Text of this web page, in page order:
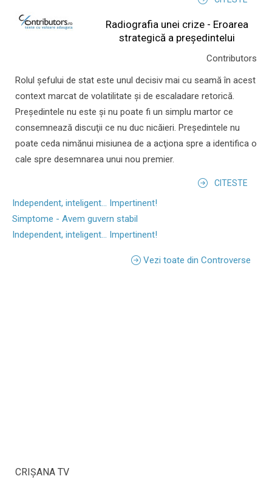
Radiografia unei crize - Eroarea
strategică a președintelui
Contributors
Rolul şefului de stat este unul decisiv mai cu seamă în acest
context marcat de volatilitate şi de escaladare retorică.
Preşedintele nu este şi nu poate fi un simplu martor ce
consemnează discuţii ce nu duc nicăieri. Preşedintele nu
poate ceda nimănui misiunea de a acţiona spre a identifica o
cale spre desemnarea unui nou premier.
CITESTE
Independent, inteligent... Impertinent!
Simptome - Avem guvern stabil
Independent, inteligent... Impertinent!
Vezi toate din Controverse
CRIŞANA TV